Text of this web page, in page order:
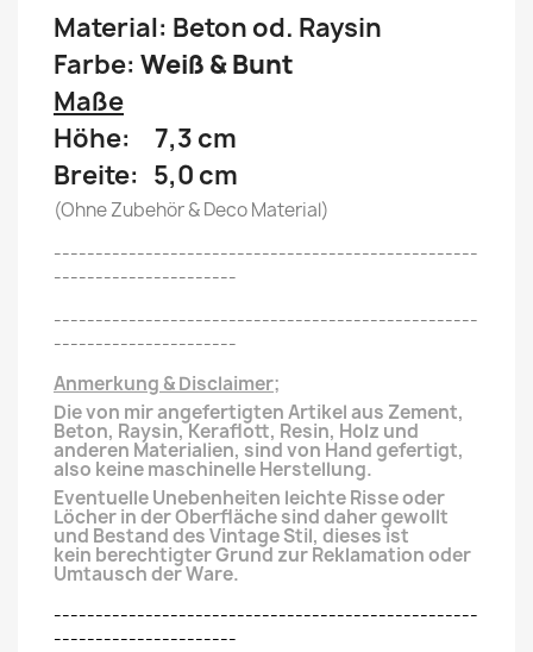
Material: Beton od. Raysin
Farbe: Weiß & Bunt
Maße
Höhe: 7,3 cm
Breite: 5,0 cm
(Ohne Zubehör & Deco Material)
---------------------------------------------------
----------------------
---------------------------------------------------
----------------------
Anmerkung & Disclaimer;
Die von mir angefertigten Artikel aus Zement,
Beton, Raysin, Keraflott, Resin, Holz und
anderen Materialien, sind von Hand gefertigt,
also keine maschinelle Herstellung.
Eventuelle Unebenheiten leichte Risse oder
Löcher in der Oberflächesind daher gewollt
und Bestand des Vintage Stil, dieses ist
kein berechtigterGrund zur Reklamation oder
Umtausch der Ware.
---------------------------------------------------
----------------------